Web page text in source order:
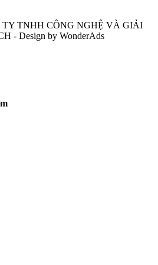
TY TNHH CÔNG NGHỆ VÀ GIẢI
- Design by WonderAds